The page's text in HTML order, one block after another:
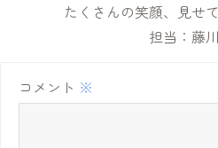
たくさんの笑顔、見せ
担当：藤川
コメント ※